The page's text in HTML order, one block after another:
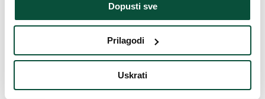
Dopusti sve
Prilagodi
Uskrati
Širina 110cm
Broj PVC grančica 0